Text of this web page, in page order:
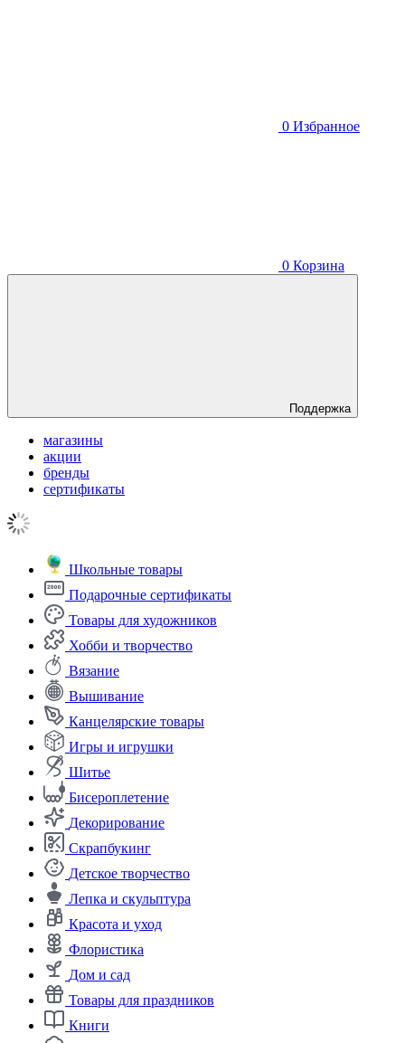
0 Избранное
0 Корзина
Поддержка
магазины
акции
бренды
сертификаты
Школьные товары
Подарочные сертификаты
Товары для художников
Хобби и творчество
Вязание
Вышивание
Канцелярские товары
Игры и игрушки
Шитье
Бисероплетение
Декорирование
Скрапбукинг
Детское творчество
Лепка и скульптура
Красота и уход
Флористика
Дом и сад
Товары для праздников
Книги